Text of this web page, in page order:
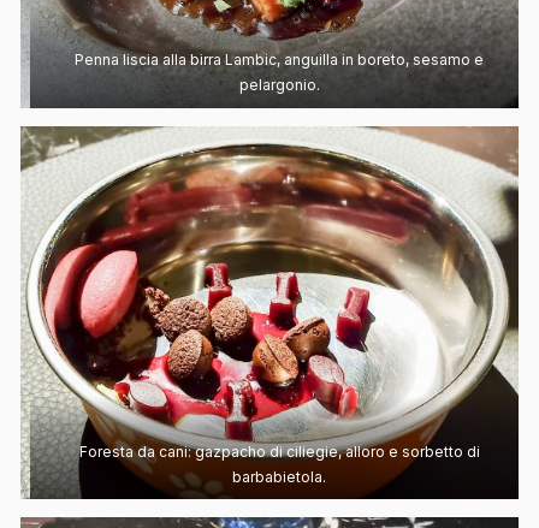
Penna liscia alla birra Lambic, anguilla in boreto, sesamo e
pelargonio.
Foresta da cani: gazpacho di ciliegie, alloro e sorbetto di
barbabietola.